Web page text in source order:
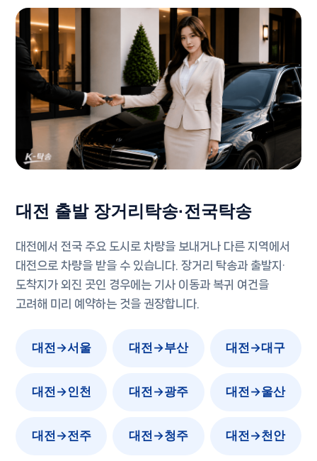
대전 출발 장거리탁송·전국탁송
대전에서 전국 주요 도시로 차량을 보내거나 다른 지역에서
대전으로 차량을 받을 수 있습니다. 장거리 탁송과 출발지·
도착지가 외진 곳인 경우에는 기사 이동과 복귀 여건을
고려해 미리 예약하는 것을 권장합니다.
대전→서울 대전→부산 대전→대구
대전→인천 대전→광주 대전→울산
대전→전주 대전→청주 대전→천안